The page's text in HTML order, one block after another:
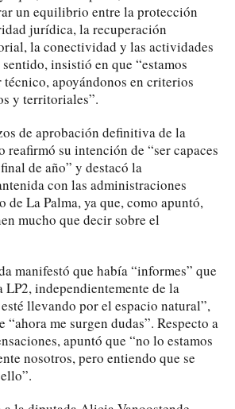
un equilibrio entre la protección
jurídica, la recuperación
la conectividad y las actividades
insistió en que “estamos
apoyándonos en criterios
y territoriales”.
de aprobación definitiva de la
reafirmó su intención de “ser capaces
de año” y destacó la
con las administraciones
de La Palma, ya que, como apuntó,
mucho que decir sobre el
manifestó que había “informes” que
independientemente de la
llevando por el espacio natural”,
“ahora me surgen dudas”. Respecto a
apuntó que “no lo estamos
nosotros, pero entiendo que se